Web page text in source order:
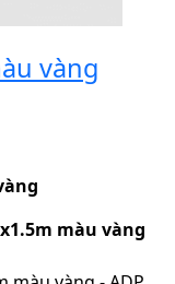
vàng
màu vàng